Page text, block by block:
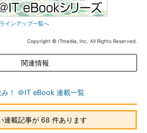
インアップ一覧へ
Copyright © ITmedia, Inc. All Rights Reserved.
関連情報
み！ ＠IT eBook 連載一覧
連載記事が 68 件あります